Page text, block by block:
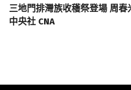
三地門排灣族收穫祭登場 周春
中央社 CNA